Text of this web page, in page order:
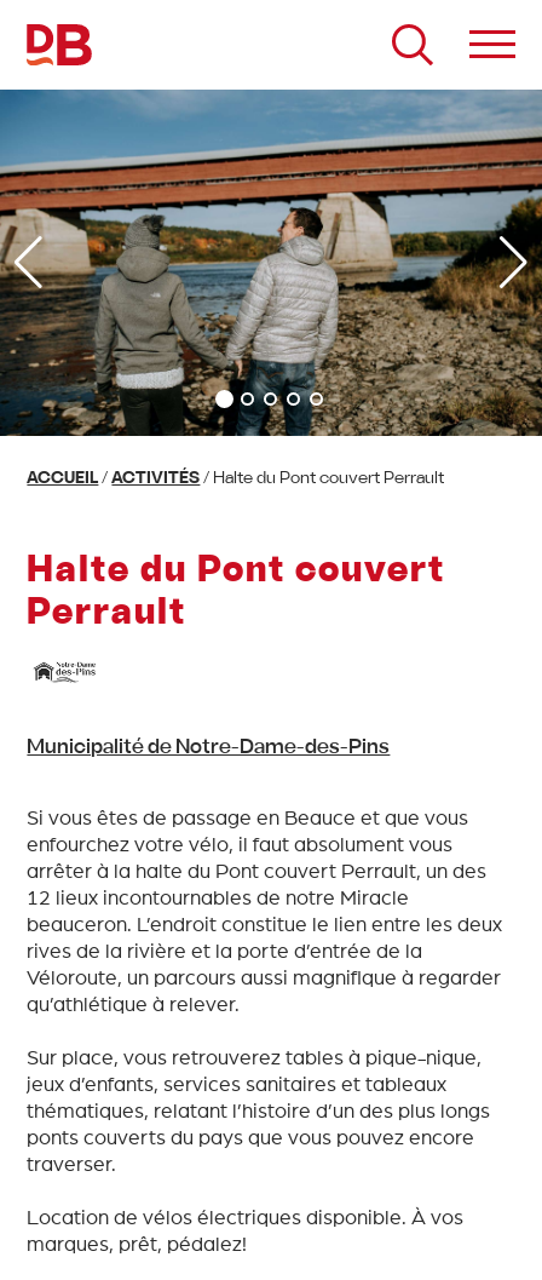
contenu
ACCUEIL /ACTIVITÉS / Halte du Pont couvert Perrault
Halte du Pont couvert
Perrault
Municipalité de Notre-Dame-des-Pins
Si vous êtes de passage en Beauce et que vous
enfourchez votre vélo, il faut absolument vous
arrêter à la halte du Pont couvert Perrault, un des
12 lieux incontournables de notre Miracle
beauceron. L’endroit constitue le lien entre les deux
rives de la rivière et la porte d’entrée de la
Véloroute, un parcours aussi magnifique à regarder
qu’athlétique à relever.
Sur place, vous retrouverez tables à pique-nique,
jeux d’enfants, services sanitaires et tableaux
thématiques, relatant l’histoire d’un des plus longs
ponts couverts du pays que vous pouvez encore
traverser.
Location de vélos électriques disponible. À vos
marques, prêt, pédalez!